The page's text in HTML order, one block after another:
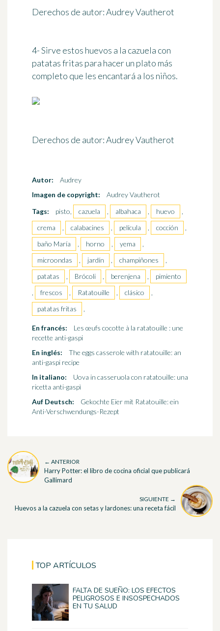
Derechos de autor: Audrey Vautherot
4- Sirve estos huevos a la cazuela con
patatas fritas para hacer un plato más
completo que les encantará a los niños.
Derechos de autor: Audrey Vautherot
Autor:
Audrey
Imagen de copyright:
Audrey Vautherot
Tags:
pisto, cazuela , albahaca , huevo
,
crema
, calabacines , película , cocción
,
baño María
, horno , yema
,
microondas
, jardín , champiñones
,
patatas
, Brócoli , berenjena ,
pimiento
,
frescos , Ratatouille , clásico
,
patatas fritas
,
En francés:
Les œufs cocotte à la ratatouille : une
recette anti-gaspi
En inglés:
The eggs casserole with ratatouille: an
anti-gaspi recipe
In italiano:
Uova in casseruola con ratatouille: una
ricetta anti-gaspì
Auf Deutsch:
Gekochte Eier mit Ratatouille: ein
Anti-Verschwendungs-Rezept
← ANTERIOR
Harry Potter: el libro de cocina oficial que publicará
Gallimard
SIGUIENTE →
Huevos a la cazuela con setas y lardones: una receta fácil
TOP ARTÍCULOS
FALTA DE SUEÑO: LOS EFECTOS
PELIGROSOS E INSOSPECHADOS
EN TU SALUD